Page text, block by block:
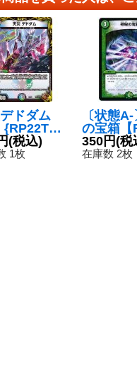
ドダム
《多》
(税込)
1枚
〔状態
の宝箱【
MX1467/
《自然》
350円(税
在庫数 2枚